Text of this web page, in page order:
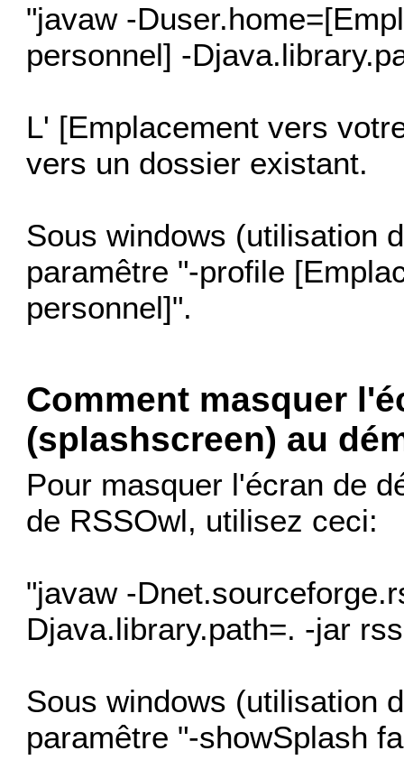
"javaw -
personnel] -
L' [Emplacement vers
vers un dossier existant.
Sous windows (utilisation
paramêtre "-profile
personnel]".
Comment masquer
(splashscreen) au
Pour masquer l'écran de
de RSSOwl, utilisez ceci:
"javaw -
Djava.library.path=. -jar
Sous windows (utilisation
paramêtre "-showSplash